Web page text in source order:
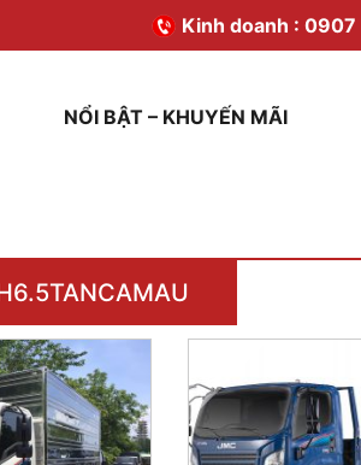
Kinh doanh : 0907
NỔI BẬT – KHUYẾN MÃI